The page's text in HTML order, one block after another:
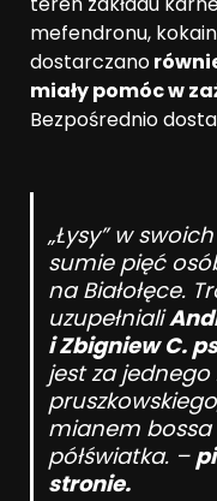
mefendronu,
dostarczano
miały pomóc w
Bezpośrednio
„Łysy” w
sumie pięć
na Białołęce.
uzupełniali
i Zbigniew C.
jest za jednego
mianem bossa
półświatka. –
stronie.